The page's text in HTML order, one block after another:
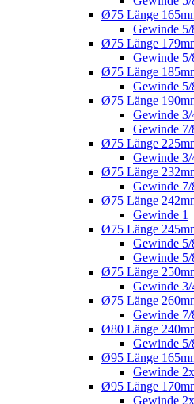
Ø75 Länge
Gewinde 5/
Ø75 Länge
Gewinde 5/
Ø75 Länge
Gewinde 5/
Ø75 Länge
Gewinde 3/
Gewinde 7/
Ø75 Länge
Gewinde 3/
Ø75 Länge
Gewinde 7/
Ø75 Länge
Gewinde 1
Ø75 Länge
Gewinde 5/
Gewinde
Ø75 Länge
Gewinde 3/
Ø75 Länge
Gewinde 7/
Ø80 Länge
Gewinde 5/
Ø95 Länge
Gewinde
Ø95 Länge
Gewinde